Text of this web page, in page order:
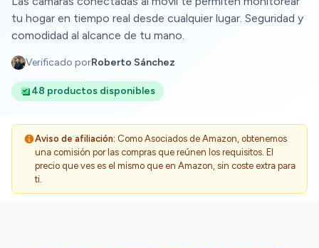
tu hogar en tiempo real desde cualquier lugar. Seguridad y
comodidad al alcance de tu mano.
Verificado porRoberto Sánchez
48 productos disponibles
Aviso de afiliación: Como Asociados de Amazon, obtenemos
una comisión por las compras que reúnen los requisitos. El
precio que ves es el mismo que en Amazon, sin coste extra para
ti.